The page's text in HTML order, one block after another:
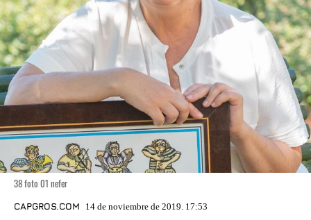
38 foto 01 nefer
CAPGROS.COM 14 de noviembre de 2019. 17:53